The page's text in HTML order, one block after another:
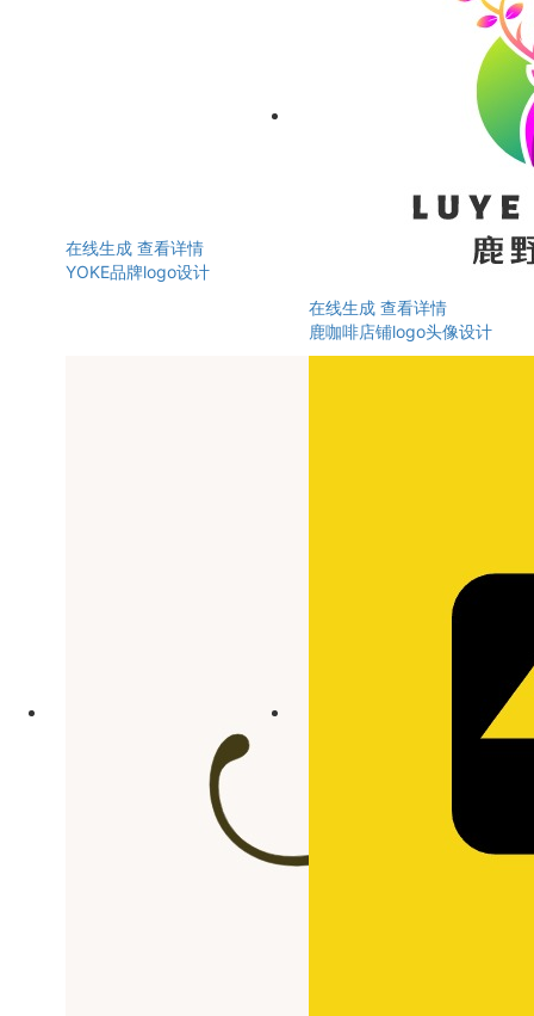
在线生成 查看详情
YOKE品牌logo设计
在线生成 查看详情
鹿咖啡店铺logo头像设计